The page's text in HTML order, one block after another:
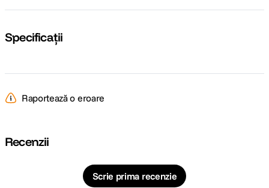
Specificații
Raportează o eroare
Recenzii
Scrie prima recenzie